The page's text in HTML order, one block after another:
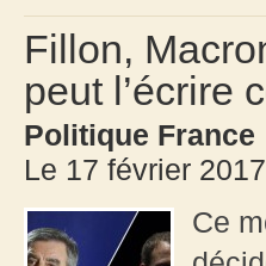
Fillon,
peut l’écrire
Politique France
Le 17 février 2017
Ce